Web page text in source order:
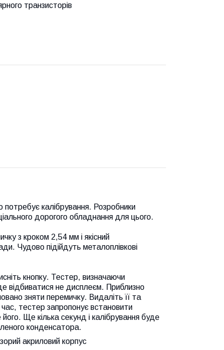
транзисторів
калібрування. Розробники
дорогого обладнання для цього.
з кроком 2,54 мм і якісний
Чудово підійдуть металоплівкові
кнопку. Тестер, визначаючи
відбиватися не дисплеєм. Приблизно
зняти перемичку. Видаліть її та
тестер запропонує встановити
Ще кілька секунд і калібрування буде
конденсатора.
акриловий корпус